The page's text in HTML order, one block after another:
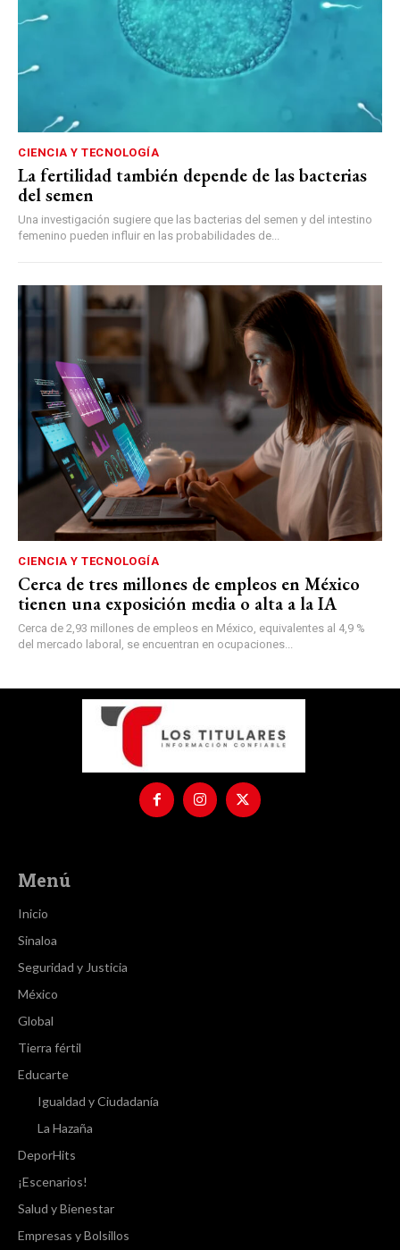
CIENCIA Y TECNOLOGÍA
La fertilidad también depende de las bacterias
del semen
Una investigación sugiere que las bacterias del semen y del intestino
femenino pueden influir en las probabilidades de...
CIENCIA Y TECNOLOGÍA
Cerca de tres millones de empleos en México
tienen una exposición media o alta a la IA
Cerca de 2,93 millones de empleos en México, equivalentes al 4,9 %
del mercado laboral, se encuentran en ocupaciones...
Menú
Inicio
Sinaloa
Seguridad y Justicia
México
Global
Tierra fértil
Educarte
Igualdad y Ciudadanía
La Hazaña
DeporHits
¡Escenarios!
Salud y Bienestar
Empresas y Bolsillos